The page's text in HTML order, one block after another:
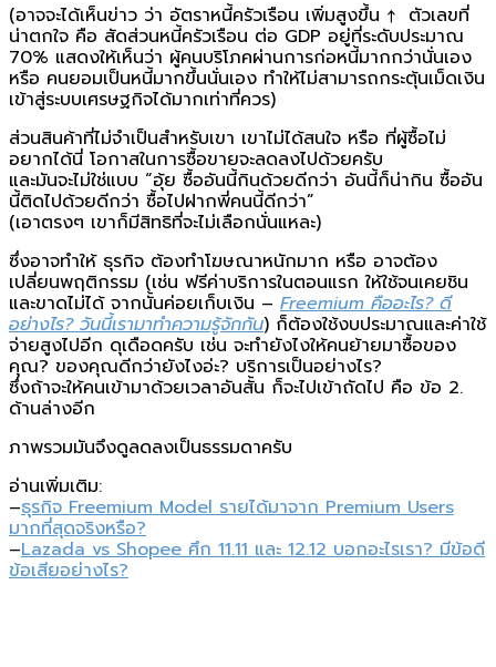
(อาจจะได้เห็นข่าว ว่า อัตราหนี้ครัวเรือน เพิ่มสูงขึ้น ↑ ตัวเลขที่
น่าตกใจ คือ สัดส่วนหนี้ครัวเรือน ต่อ GDP อยู่ที่ระดับประมาณ
70% แสดงให้เห็นว่า ผู้คนบริโภคผ่านการก่อหนี้มากกว่านั่นเอง
หรือ คนยอมเป็นหนี้มากขึ้นนั่นเอง ทำให้ไม่สามารถกระตุ้นเม็ดเงิน
เข้าสู่ระบบเศรษฐกิจได้มากเท่าที่ควร)
ส่วนสินค้าที่ไม่จำเป็นสำหรับเขา เขาไม่ได้สนใจ หรือ ที่ผู้ซื้อไม่
อยากได้นี่ โอกาสในการซื้อขายจะลดลงไปด้วยครับ
และมันจะไม่ใช่แบบ “อุ้ย ซื้ออันนี้กินด้วยดีกว่า อันนี้ก็น่ากิน ซื้ออัน
นี้ติดไปด้วยดีกว่า ซื้อไปฝากพี่คนนี้ดีกว่า”
(เอาตรงๆ เขาก็มีสิทธิที่จะไม่เลือกนั่นแหละ)
ซึ่งอาจทำให้ ธุรกิจ ต้องทำโฆษณาหนักมาก หรือ อาจต้อง
เปลี่ยนพฤติกรรม (เช่น ฟรีค่าบริการในตอนแรก ให้ใช้จนเคยชิน
และขาดไม่ได้ จากนั้นค่อยเก็บเงิน – Freemium คืออะไร? ดี
อย่างไร? วันนี้เรามาทำความรู้จักกัน) ก็ต้องใช้งบประมาณและค่าใช้
จ่ายสูงไปอีก ดุเดือดครับ เช่น จะทำยังไงให้คนย้ายมาซื้อของ
คุณ? ของคุณดีกว่ายังไงอ่ะ? บริการเป็นอย่างไร?
ซึ่งถ้าจะให้คนเข้ามาด้วยเวลาอันสั้น ก็จะไปเข้าถัดไป คือ ข้อ 2.
ด้านล่างอีก
ภาพรวมมันจึงดูลดลงเป็นธรรมดาครับ
อ่านเพิ่มเติม:
–ธุรกิจ Freemium Model รายได้มาจาก Premium Users
มากที่สุดจริงหรือ?
–Lazada vs Shopee ศึก 11.11 และ 12.12 บอกอะไรเรา? มีข้อดี
ข้อเสียอย่างไร?